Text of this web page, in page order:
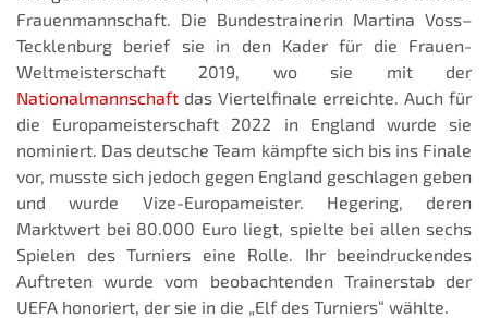
Frauenmannschaft. Die Bundestrainerin Martina Voss–
Tecklenburg berief sie in den Kader für die Frauen-
Weltmeisterschaft 2019, wo sie mit der
Nationalmannschaft das Viertelfinale erreichte. Auch für
die Europameisterschaft 2022 in England wurde sie
nominiert. Das deutsche Team kämpfte sich bis ins Finale
vor, musste sich jedoch gegen England geschlagen geben
und wurde Vize-Europameister. Hegering, deren
Marktwert bei 80.000 Euro liegt, spielte bei allen sechs
Spielen des Turniers eine Rolle. Ihr beeindruckendes
Auftreten wurde vom beobachtenden Trainerstab der
UEFA honoriert, der sie in die „Elf des Turniers“ wählte.